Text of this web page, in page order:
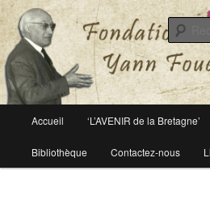
Fondation Yann
Le site officiel de la fondation Yann
principal
Aller
au
Accueil ‘L’AVENIR de la Bretagne’
Bibliothèque Contactez-nous